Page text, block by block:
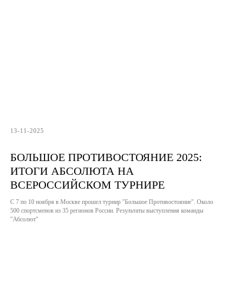
13-11-2025
БОЛЬШОЕ ПРОТИВОСТОЯНИЕ 2025:
ИТОГИ АБСОЛЮТА НА
ВСЕРОССИЙСКОМ ТУРНИРЕ
С 7 по 10 ноября в Москве прошел турнир "Большое Противостояние". Около
500 спортсменов из 35 регионов России. Результаты выступления команды
"Абсолют"